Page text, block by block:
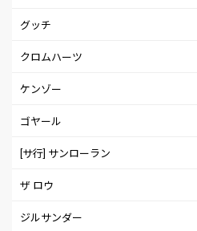
グッチ
クロムハーツ
ケンゾー
ゴヤール
[サ行] サンローラン
ザ ロウ
ジルサンダー